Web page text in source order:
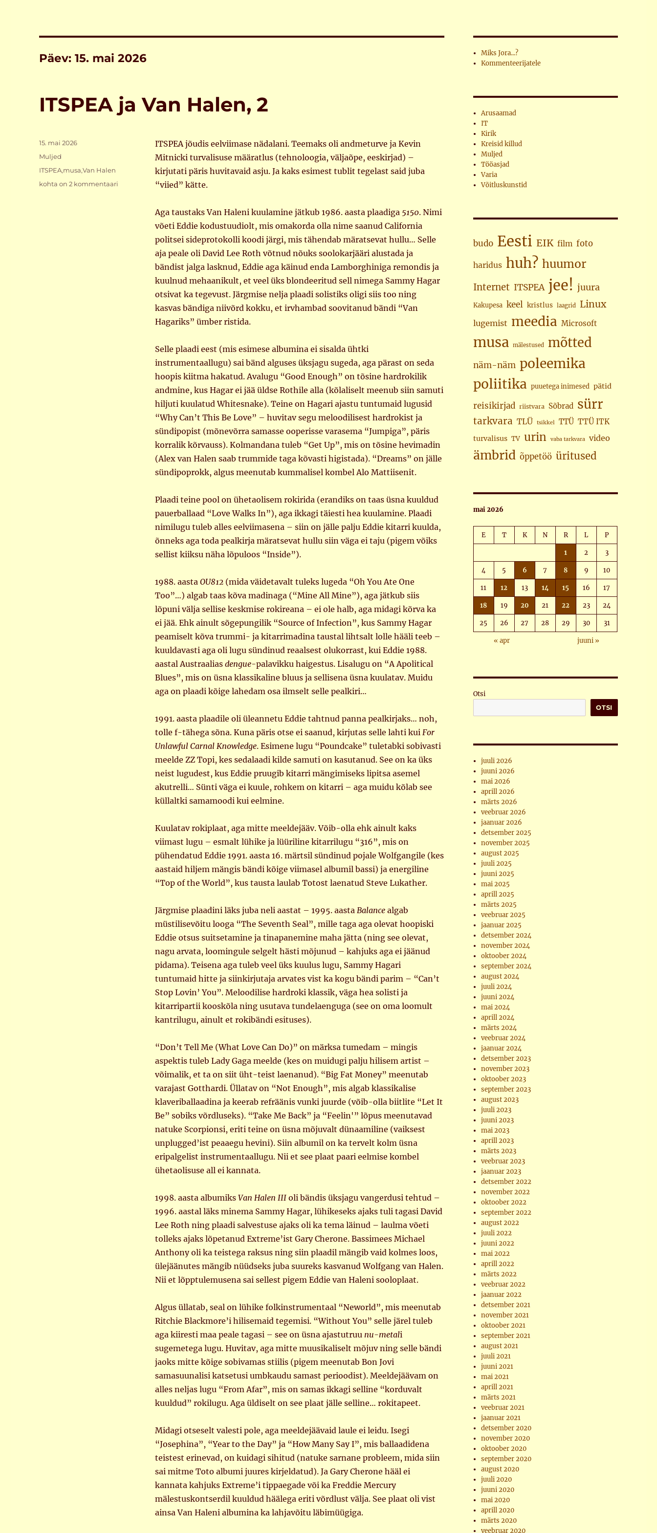
Päev:15. mai 2026
ITSPEA ja Van Halen, 2
ITSPEA jõudis eelviimase nädalani. Teemaks oli andmeturve ja Kevin
Mitnicki turvalisuse määratlus (tehnoloogia, väljaõpe, eeskirjad) –
kirjutati päris huvitavaid asju. Ja kaks esimest tublit tegelast said juba
“viied” kätte.
Aga taustaks Van Haleni kuulamine jätkub 1986. aasta plaadiga 5150. Nimi
võeti Eddie kodustuudiolt, mis omakorda olla nime saanud California
politsei sideprotokolli koodi järgi, mis tähendab märatsevat hullu… Selle
aja peale oli David Lee Roth võtnud nõuks soolokarjääri alustada ja
bändist jalga lasknud, Eddie aga käinud enda Lamborghiniga remondis ja
kuulnud mehaanikult, et veel üks blondeeritud sell nimega Sammy Hagar
otsivat ka tegevust. Järgmise nelja plaadi solistiks oligi siis too ning
kasvas bändiga niivõrd kokku, et irvhambad soovitanud bändi “Van
Hagariks” ümber ristida.
Selle plaadi eest (mis esimese albumina ei sisalda ühtki
instrumentaallugu) sai bänd alguses üksjagu sugeda, aga pärast on seda
hoopis kiitma hakatud. Avalugu “Good Enough” on tõsine hardrokilik
andmine, kus Hagar ei jää üldse Rothile alla (kõlaliselt meenub siin samuti
hiljuti kuulatud Whitesnake). Teine on Hagari ajastu tuntumaid lugusid
“Why Can’t This Be Love” – huvitav segu meloodilisest hardrokist ja
sündipopist (mõnevõrra samasse ooperisse varasema “Jumpiga”, päris
korralik kõrvauss). Kolmandana tuleb “Get Up”, mis on tõsine hevimadin
(Alex van Halen saab trummide taga kõvasti higistada). “Dreams” on jälle
sündipoprokk, algus meenutab kummalisel kombel Alo Mattiisenit.
Plaadi teine pool on ühetaolisem rokirida (erandiks on taas üsna kuuldud
pauerballaad “Love Walks In”), aga ikkagi täiesti hea kuulamine. Plaadi
nimilugu tuleb alles eelviimasena – siin on jälle palju Eddie kitarri kuulda,
õnneks aga toda pealkirja märatsevat hullu siin väga ei taju (pigem võiks
sellist kiiksu näha lõpuloos “Inside”).
1988. aasta OU812(mida väidetavalt tuleks lugeda “Oh You Ate One
Too”…) algab taas kõva madinaga (“Mine All Mine”), aga jätkub siis
lõpuni välja sellise keskmise rokireana – ei ole halb, aga midagi kõrva ka
ei jää. Ehk ainult sõgepungilik “Source of Infection”, kus Sammy Hagar
peamiselt kõva trummi- ja kitarrimadina taustal lihtsalt lolle hääli teeb –
kuuldavasti aga oli lugu sündinud reaalsest olukorrast, kui Eddie 1988.
aastal Austraalias dengue-palavikku haigestus. Lisalugu on “A Apolitical
Blues”, mis on üsna klassikaline bluus ja sellisena üsna kuulatav. Muidu
aga on plaadi kõige lahedam osa ilmselt selle pealkiri…
1991. aasta plaadile oli üleannetu Eddie tahtnud panna pealkirjaks… noh,
tolle f-tähega sõna. Kuna päris otse ei saanud, kirjutas selle lahti kui For
Unlawful Carnal Knowledge. Esimene lugu “Poundcake” tuletabki sobivasti
meelde ZZ Topi, kes sedalaadi kilde samuti on kasutanud. See on ka üks
neist lugudest, kus Eddie pruugib kitarri mängimiseks lipitsa asemel
akutrelli… Sünti väga ei kuule, rohkem on kitarri – aga muidu kõlab see
küllaltki samamoodi kui eelmine.
Kuulatav rokiplaat, aga mitte meeldejääv. Võib-olla ehk ainult kaks
viimast lugu – esmalt lühike ja lüüriline kitarrilugu “316”, mis on
pühendatud Eddie 1991. aasta 16. märtsil sündinud pojale Wolfgangile (kes
aastaid hiljem mängis bändi kõige viimasel albumil bassi) ja energiline
“Top of the World”, kus tausta laulab Totost laenatud Steve Lukather.
Järgmise plaadini läks juba neli aastat – 1995. aasta Balancealgab
müstilisevõitu looga “The Seventh Seal”, mille taga aga olevat hoopiski
Eddie otsus suitsetamine ja tinapanemine maha jätta (ning see olevat,
nagu arvata, loomingule selgelt hästi mõjunud – kahjuks aga ei jäänud
pidama). Teisena aga tuleb veel üks kuulus lugu, Sammy Hagari
tuntumaid hitte ja siinkirjutaja arvates vist ka kogu bändi parim – “Can’t
Stop Lovin’ You”. Meloodilise hardroki klassik, väga hea solisti ja
kitarripartii kooskõla ning usutava tundelaenguga (see on oma loomult
kantrilugu, ainult et rokibändi esituses).
“Don’t Tell Me (What Love Can Do)” on märksa tumedam – mingis
aspektis tuleb Lady Gaga meelde (kes on muidugi palju hilisem artist –
võimalik, et ta on siit üht-teist laenanud). “Big Fat Money” meenutab
varajast Gotthardi. Üllatav on “Not Enough”, mis algab klassikalise
klaveriballaadina ja keerab refräänis vunki juurde (võib-olla biitlite “Let It
Be” sobiks võrdluseks). “Take Me Back” ja “Feelin'” lõpus meenutavad
natuke Scorpionsi, eriti teine on üsna mõjuvalt dünaamiline (vaiksest
unplugged’ist peaaegu hevini). Siin albumil on ka tervelt kolm üsna
eripalgelist instrumentaallugu. Nii et see plaat paari eelmise kombel
ühetaolisuse all ei kannata.
1998. aasta albumiks Van Halen IIIoli bändis üksjagu vangerdusi tehtud –
1996. aastal läks minema Sammy Hagar, lühikeseks ajaks tuli tagasi David
Lee Roth ning plaadi salvestuse ajaks oli ka tema läinud – laulma võeti
tolleks ajaks lõpetanud Extreme’ist Gary Cherone. Bassimees Michael
Anthony oli ka teistega raksus ning siin plaadil mängib vaid kolmes loos,
ülejäänutes mängib nüüdseks juba suureks kasvanud Wolfgang van Halen.
Nii et lõpptulemusena sai sellest pigem Eddie van Haleni sooloplaat.
Algus üllatab, seal on lühike folkinstrumentaal “Neworld”, mis meenutab
Ritchie Blackmore’i hilisemaid tegemisi. “Without You” selle järel tuleb
aga kiiresti maa peale tagasi – see on üsna ajastutruu nu-metali
sugemetega lugu. Huvitav, aga mitte muusikaliselt mõjuv ning selle bändi
jaoks mitte kõige sobivamas stiilis (pigem meenutab Bon Jovi
samasuunalisi katsetusi umbkaudu samast perioodist). Meeldejäävam on
alles neljas lugu “From Afar”, mis on samas ikkagi selline “korduvalt
kuuldud” rokilugu. Aga üldiselt on see plaat jälle selline… rokitapeet.
Midagi otseselt valesti pole, aga meeldejäävaid laule ei leidu. Isegi
“Josephina”, “Year to the Day” ja “How Many Say I”, mis ballaadidena
teistest erinevad, on kuidagi sihitud (natuke sarnane probleem, mida siin
sai mitme Toto albumi juures kirjeldatud). Ja Gary Cherone hääl ei
kannata kahjuks Extreme’i tippaegade või ka Freddie Mercury
mälestuskontserdil kuuldud häälega eriti võrdlust välja. See plaat oli vist
ainsa Van Haleni albumina ka lahjavõitu läbimüügiga.
Postitatud
15. mai 2026
Rubriigid
Muljed
Sildid
ITSPEA,musa,Van Halen
ITSPEA
kohta on 2 kommentaari
Miks Jora...?
Kommenteerijatele
Arusaamad
IT
Kirik
Kreisid killud
Muljed
Tööasjad
Varia
Võitluskunstid
budo Eesti EIK film foto
haridus huh? huumor
Internet ITSPEA jee! juura
Kakupesa keel kristlus laagrid Linux
lugemist meedia Microsoft
musa mälestused mõtted
näm-näm poleemika
poliitika puuetega inimesed pätid
reisikirjad riistvara Sõbrad sürr
tarkvara TLÜ tsikkel TTÜ TTÜ ITK
turvalisus TV urin vaba tarkvara video
ämbrid õppetöö üritused
mai 2026
E T K N R L P
1 2 3
4 5 6 7 8 9 10
11 12 13 14 15 16 17
18 19 20 21 22 23 24
25 26 27 28 29 30 31
« apr juuni »
Otsi
OTSI
juuli 2026
juuni 2026
mai 2026
aprill 2026
märts 2026
veebruar 2026
jaanuar 2026
detsember 2025
november 2025
august 2025
juuli 2025
juuni 2025
mai 2025
aprill 2025
märts 2025
veebruar 2025
jaanuar 2025
detsember 2024
november 2024
oktoober 2024
september 2024
august 2024
juuli 2024
juuni 2024
mai 2024
aprill 2024
märts 2024
veebruar 2024
jaanuar 2024
detsember 2023
november 2023
oktoober 2023
september 2023
august 2023
juuli 2023
juuni 2023
mai 2023
aprill 2023
märts 2023
veebruar 2023
jaanuar 2023
detsember 2022
november 2022
oktoober 2022
september 2022
august 2022
juuli 2022
juuni 2022
mai 2022
aprill 2022
märts 2022
veebruar 2022
jaanuar 2022
detsember 2021
november 2021
oktoober 2021
september 2021
august 2021
juuli 2021
juuni 2021
mai 2021
aprill 2021
märts 2021
veebruar 2021
jaanuar 2021
detsember 2020
november 2020
oktoober 2020
september 2020
august 2020
juuli 2020
juuni 2020
mai 2020
aprill 2020
märts 2020
veebruar 2020